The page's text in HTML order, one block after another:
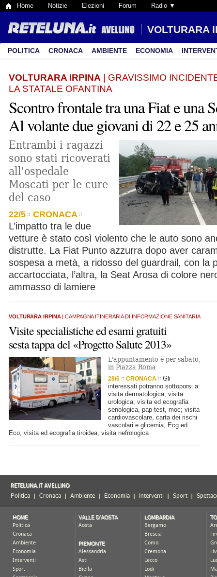
Home Notizie Elezioni Forum Radio ▼
VOLTURARA
POLITICA CRONACA AMBIENTE ECONOMIA
VOLTURARA IRPINA | GRAVISSIMO
LA STATALE OFANTINA
Scontro frontale tra una Fiat e una
Al volante due giovani di 22 e 25
Entrambi i ragazzi
sono stati ricoverati
all'ospedale
Moscati per le cure
del caso
22/5 CRONACA
L’impatto tra le due
vetture è stato così violento che le auto sono
distrutte. La Fiat Punto azzurra dopo aver
sospesa a metà, a ridosso del guardrail, con la
accartocciata, l’altra, la Seat Arosa di colore
ammasso di lamiere
VOLTURARA IRPINA| CAMPAGNA ITINERARIA DI INFORMAZIONE SANITARIA
Visite specialistiche ed esami gratuiti
sesta tappa del «Progetto Salute 2013»
L'appuntamento è per sabato,
in Piazza Roma
28/6 CRONACA
Gli
interessati potranno sottoporsi a:
visita dermatologica; visita
urologica; visita ed ecografia
senologica, pap-test, moc; visita
cardiovascolare, carta dei rischi
vascolari e glicemia, Ecg ed
Eco; visita ed ecografia tiroidea; visita nefrologica